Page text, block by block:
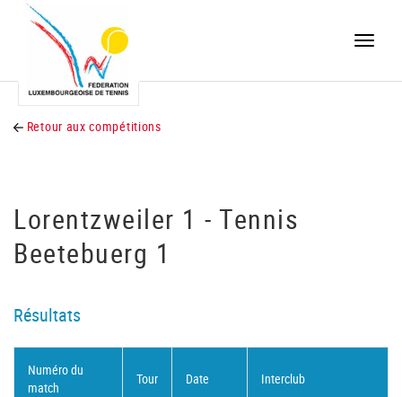
Toggle
Retour aux compétitions
Lorentzweiler 1 - Tennis
Beetebuerg 1
Résultats
Numéro du
match
Tour Date Interclub